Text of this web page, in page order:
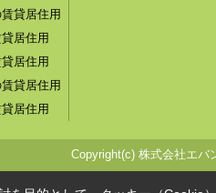
貸居住用
居住用
居住用
貸居住用
居住用
Copyright(c) 株式会社エバ